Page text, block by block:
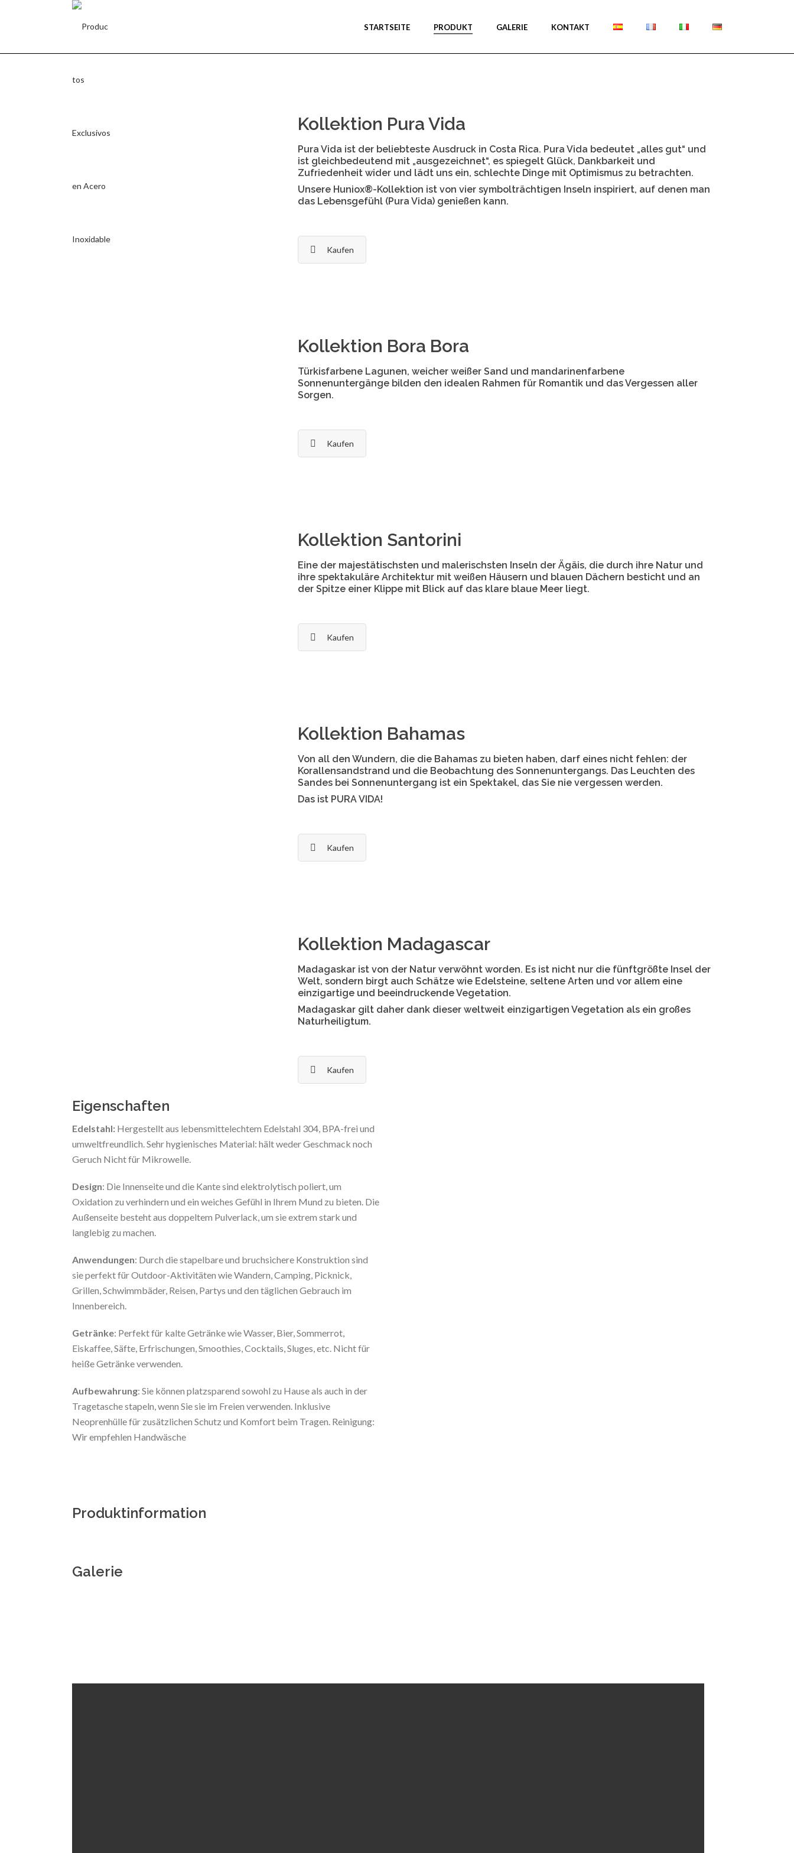
STARTSEITE PRODUKT GALERIE KONTAKT
Kollektion Pura Vida
Pura Vida ist der beliebteste Ausdruck in Costa Rica. Pura Vida bedeutet „alles gut“ und
ist gleichbedeutend mit „ausgezeichnet“, es spiegelt Glück, Dankbarkeit und
Zufriedenheit wider und lädt uns ein, schlechte Dinge mit Optimismus zu betrachten.
Unsere Huniox®-Kollektion ist von vier symbolträchtigen Inseln inspiriert, auf denen man
das Lebensgefühl (Pura Vida) genießen kann.
Kaufen
Kollektion Bora Bora
Türkisfarbene Lagunen, weicher weißer Sand und mandarinenfarbene
Sonnenuntergänge bilden den idealen Rahmen für Romantik und das Vergessen aller
Sorgen.
Kaufen
Kollektion Santorini
Eine der majestätischsten und malerischsten Inseln der Ägäis, die durch ihre Natur und
ihre spektakuläre Architektur mit weißen Häusern und blauen Dächern besticht und an
der Spitze einer Klippe mit Blick auf das klare blaue Meer liegt.
Kaufen
Kollektion Bahamas
Von all den Wundern, die die Bahamas zu bieten haben, darf eines nicht fehlen: der
Korallensandstrand und die Beobachtung des Sonnenuntergangs. Das Leuchten des
Sandes bei Sonnenuntergang ist ein Spektakel, das Sie nie vergessen werden.
Das ist PURA VIDA!
Kaufen
Kollektion Madagascar
Madagaskar ist von der Natur verwöhnt worden. Es ist nicht nur die fünftgrößte Insel der
Welt, sondern birgt auch Schätze wie Edelsteine, seltene Arten und vor allem eine
einzigartige und beeindruckende Vegetation.
Madagaskar gilt daher dank dieser weltweit einzigartigen Vegetation als ein großes
Naturheiligtum.
Kaufen
Eigenschaften
Edelstahl: Hergestellt aus lebensmittelechtem Edelstahl 304, BPA-frei und
umweltfreundlich. Sehr hygienisches Material: hält weder Geschmack noch
Geruch Nicht für Mikrowelle.
Design: Die Innenseite und die Kante sind elektrolytisch poliert, um
Oxidation zu verhindern und ein weiches Gefühl in Ihrem Mund zu bieten. Die
Außenseite besteht aus doppeltem Pulverlack, um sie extrem stark und
langlebig zu machen.
Anwendungen: Durch die stapelbare und bruchsichere Konstruktion sind
sie perfekt für Outdoor-Aktivitäten wie Wandern, Camping, Picknick,
Grillen, Schwimmbäder, Reisen, Partys und den täglichen Gebrauch im
Innenbereich.
Getränke: Perfekt für kalte Getränke wie Wasser, Bier, Sommerrot,
Eiskaffee, Säfte, Erfrischungen, Smoothies, Cocktails, Sluges, etc. Nicht für
heiße Getränke verwenden.
Aufbewahrung: Sie können platzsparend sowohl zu Hause als auch in der
Tragetasche stapeln, wenn Sie sie im Freien verwenden. Inklusive
Neoprenhülle für zusätzlichen Schutz und Komfort beim Tragen. Reinigung:
Wir empfehlen Handwäsche
Produktinformation
Galerie